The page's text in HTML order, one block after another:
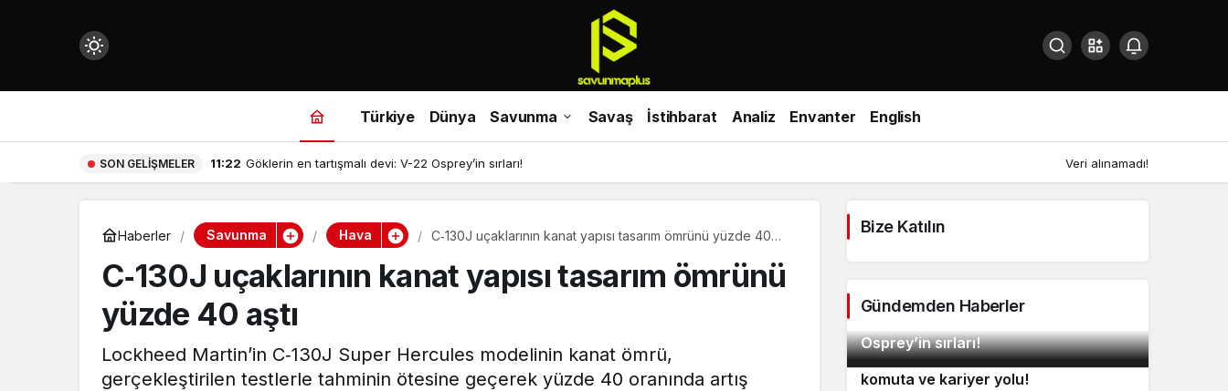
Mod
Türkiye Dünya Savunma Savaş İstihbarat Analiz Envanter English
SON GELIŞMELER 11:22 Göklerin en tartışmalı devi: V-22 Osprey’in sırları! Veri alınamadı!
Haberler Savunma Hava
C‑130J uçaklarının kanat yapısı tasarım ömrünü yüzde 40
C‑130J uçaklarının kanat yapısı tasarım ömrünü
yüzde 40 aştı
Lockheed Martin’in C‑130J Super Hercules modelinin kanat ömrü,
gerçekleştirilen testlerle tahminin ötesine geçerek yüzde 40 oranında artış
Bize Katılın
Gündemden Haberler
Osprey’in sırları!
İtalya’dan siber ordu hamlesi: Yeni
komuta ve kariyer yolu!
3